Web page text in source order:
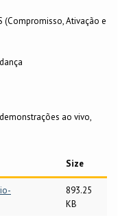
(Compromisso, Ativação e
ao vivo,
Size
893.25
KB